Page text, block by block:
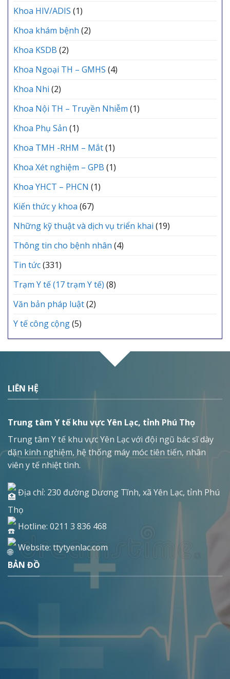
Khoa HIV/ADIS (1)
Khoa khám bệnh (2)
Khoa KSDB (2)
Khoa Ngoại TH – GMHS (4)
Khoa Nhi (2)
Khoa Nội TH – Truyền Nhiễm (1)
Khoa Phụ Sản (1)
Khoa TMH -RHM – Mắt(1)
Khoa Xét nghiệm – GPB (1)
Khoa YHCT – PHCN (1)
Kiến thức y khoa (67)
Những kỹ thuật và dịch vụ triển khai (19)
Thông tin cho bệnh nhân (4)
Tin tức(331)
Trạm Y tế (17 trạm Y tế) (8)
Văn bản pháp luật(2)
Y tế công cộng(5)
LIÊN HỆ
Trung tâm Y tế khu vực Yên Lạc, tỉnh Phú Thọ
Trung tâm Y tế khu vực Yên Lạc với đội ngũ bác sĩ dày
dặn kinh nghiệm, hệ thống máy móc tiên tiến, nhân
viên y tế nhiệt tình.
Địa chỉ: 230 đường Dương Tĩnh, xã Yên Lạc, tỉnh Phú
Thọ
Hotline: 0211 3 836 468
Website: ttytyenlac.com
BẢN ĐỒ